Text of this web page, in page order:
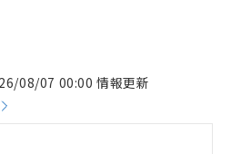
08/07 00:00 情報更新